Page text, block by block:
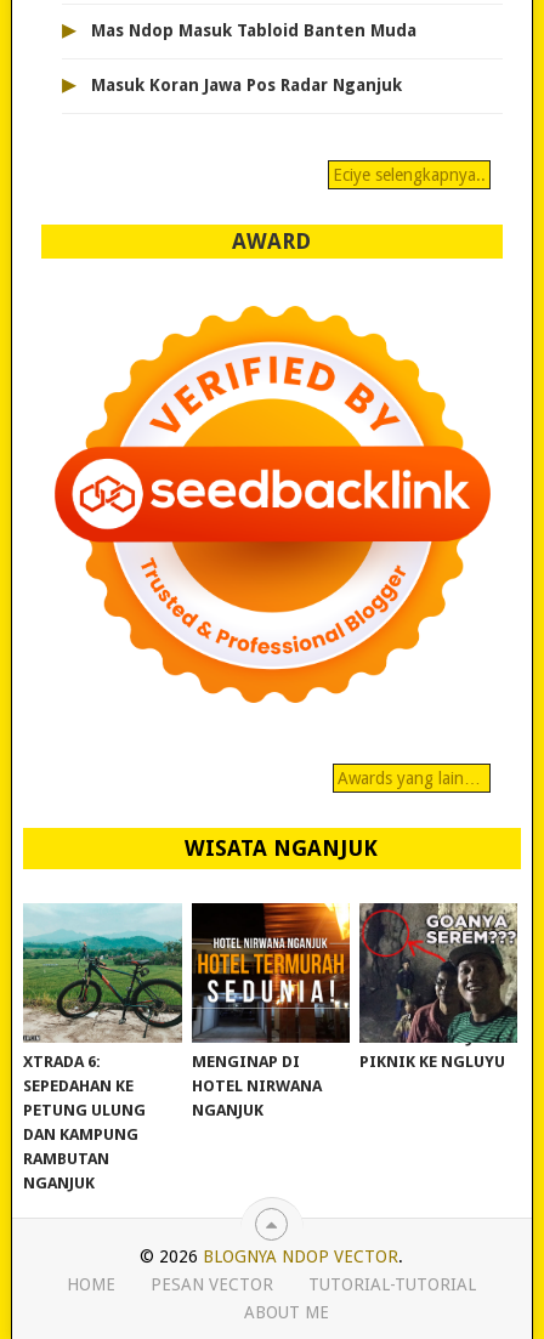
▸ Mas Ndop Masuk Tabloid Banten Muda
▸ Masuk Koran Jawa Pos Radar Nganjuk
Eciye selengkapnya..
AWARD
Awards yang lain…
WISATA NGANJUK
REVIEW POLYGON
XTRADA 6:
SEPEDAHAN KE
PETUNG ULUNG
DAN KAMPUNG
RAMBUTAN
NGANJUK
MURAH BANGET!
MENGINAP DI
HOTEL NIRWANA
NGANJUK
WISATA NGANJUK:
PIKNIK KE NGLUYU
© 2026 BLOGNYA NDOP VECTOR.
HOME
PESAN VECTOR
TUTORIAL-TUTORIAL
ABOUT ME